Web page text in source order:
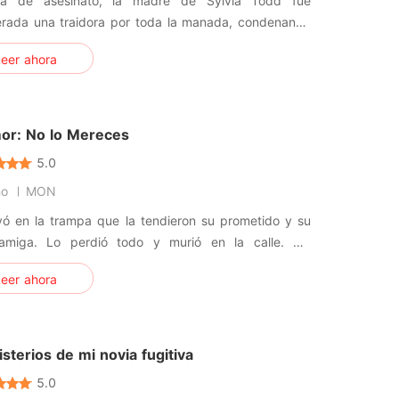
una traidora por toda la manada, condenando
a vivir el resto de su vida sola y humillada como
esclava. Lo único que quería la chica era
ahora
No lo Mereces
5.0
MON
en la trampa que la tendieron su prometido y su
Lo perdió todo y murió en la calle. Sin
ella renació. En el momento en que abrió los ojos,
estaba tratando de estrangularla.
ahora
de mi novia fugitiva
5.0